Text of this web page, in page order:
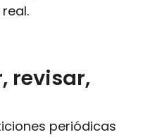
revisar,
periódicas